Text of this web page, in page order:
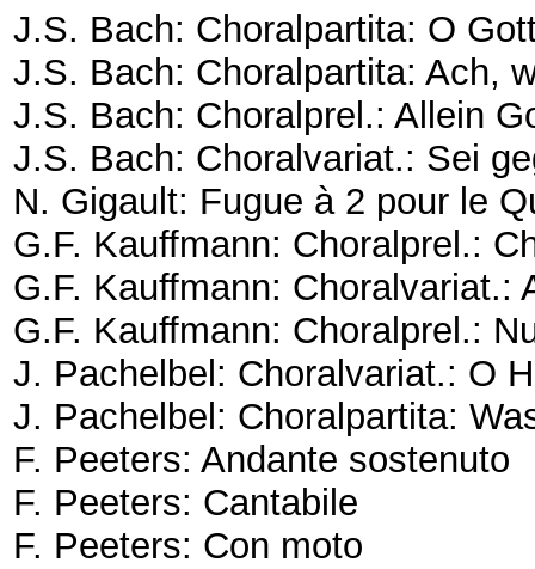
J.S. Bach: Choralpartita: O
J.S. Bach: Choralpartita: Ach,
J.S. Bach: Choralprel.: Allein
J.S. Bach: Choralvariat.: Sei
N. Gigault: Fugue à 2 pour le
G.F. Kauffmann: Choralprel.:
G.F. Kauffmann: Choralvariat.:
G.F. Kauffmann: Choralprel.:
J. Pachelbel: Choralvariat.: O
J. Pachelbel: Choralpartita:
F. Peeters: Andante sostenuto
F. Peeters: Cantabile
F. Peeters: Con moto